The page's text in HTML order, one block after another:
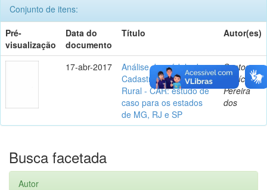
Conjunto de itens:
Pré-
visualização
Data do
documento
Título Autor(es)
17-abr-2017
Análise do módulo do
Cadastro Ambiental
Rural - CAR: estudo de
caso para os estados
de MG, RJ e SP
Santos,
Patrícia
Pereira
dos
Busca facetada
Autor